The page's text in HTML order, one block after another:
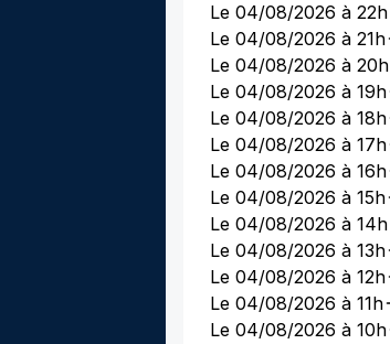
Le 04/08/2026 à 22h
Le 04/08/2026 à 21h
Le 04/08/2026 à 20h
Le 04/08/2026 à 19h
Le 04/08/2026 à 18h
Le 04/08/2026 à 17h
Le 04/08/2026 à 16h
Le 04/08/2026 à 15h
Le 04/08/2026 à 14h
Le 04/08/2026 à 13h
Le 04/08/2026 à 12h
Le 04/08/2026 à 11h
Le 04/08/2026 à 10h